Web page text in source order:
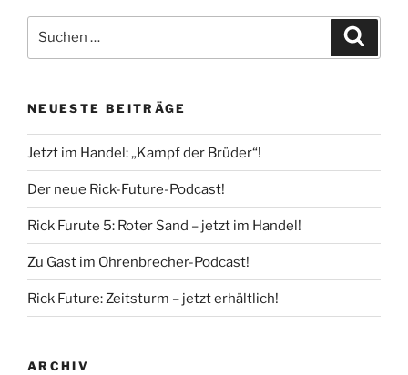
nach:
NEUESTE BEITRÄGE
Jetzt im Handel: „Kampf der Brüder“!
Der neue Rick-Future-Podcast!
Rick Furute 5: Roter Sand – jetzt im Handel!
Zu Gast im Ohrenbrecher-Podcast!
Rick Future: Zeitsturm – jetzt erhältlich!
ARCHIV